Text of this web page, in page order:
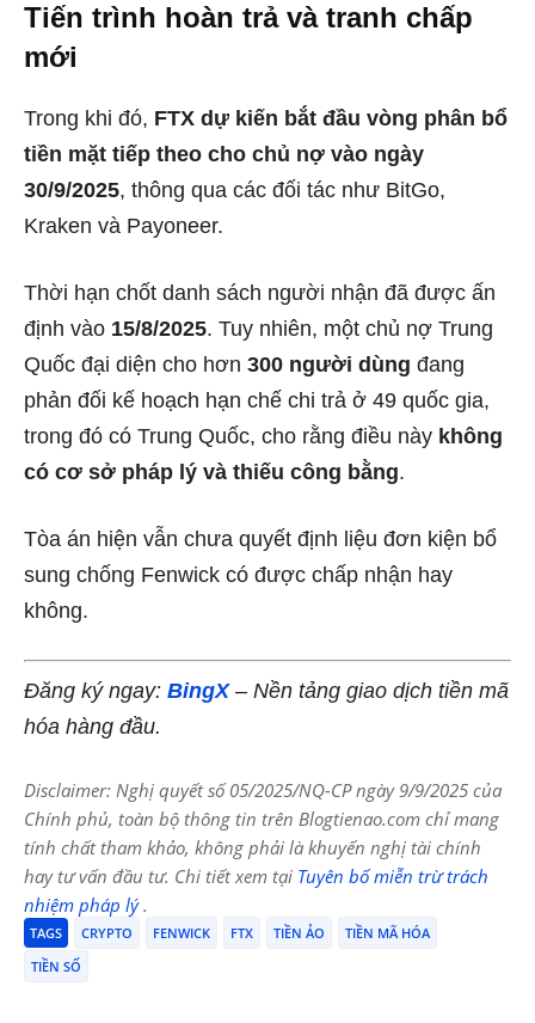
Tiến trình hoàn trả và tranh chấp
mới
Trong khi đó, FTX dự kiến bắt đầu vòng phân bổ
tiền mặt tiếp theo cho chủ nợ vào ngày
30/9/2025, thông qua các đối tác như BitGo,
Kraken và Payoneer.
Thời hạn chốt danh sách người nhận đã được ấn
định vào 15/8/2025. Tuy nhiên, một chủ nợ Trung
Quốc đại diện cho hơn 300 người dùng đang
phản đối kế hoạch hạn chế chi trả ở 49 quốc gia,
trong đó có Trung Quốc, cho rằng điều này không
có cơ sở pháp lý và thiếu công bằng.
Tòa án hiện vẫn chưa quyết định liệu đơn kiện bổ
sung chống Fenwick có được chấp nhận hay
không.
Đăng ký ngay: BingX– Nền tảng giao dịch tiền mã
hóa hàng đầu.
Disclaimer: Nghị quyết số 05/2025/NQ-CP ngày 9/9/2025 của
Chính phủ, toàn bộ thông tin trên Blogtienao.com chỉ mang
tính chất tham khảo, không phải là khuyến nghị tài chính
hay tư vấn đầu tư. Chi tiết xem tại Tuyên bố miễn trừ trách
nhiệm pháp lý.
TAGS CRYPTO FENWICK FTX TIỀN ẢO
TIỀN MÃ HÓA
TIỀN SỐ